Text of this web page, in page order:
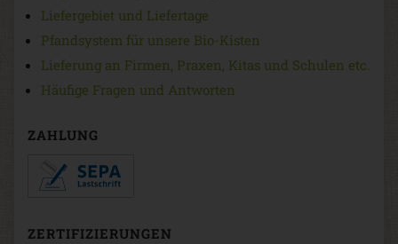
Liefergebiet und Liefertage
Pfandsystem für unsere Bio-Kisten
Lieferung an Firmen, Praxen, Kitas und Schulen etc.
Häufige Fragen und Antworten
ZAHLUNG
ZERTIFIZIERUNGEN